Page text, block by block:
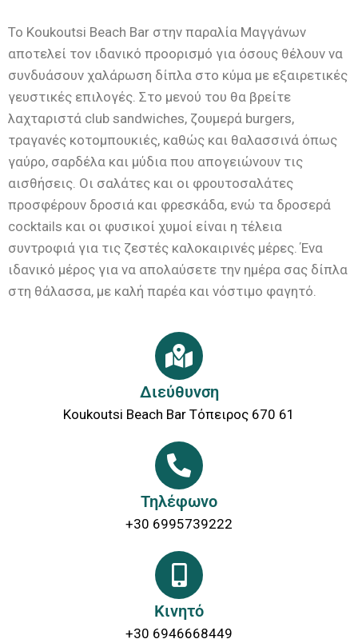
Το Koukoutsi Beach Bar στην παραλία Μαγγάνων
αποτελεί τον ιδανικό προορισμό για όσους θέλουν να
συνδυάσουν χαλάρωση δίπλα στο κύμα με εξαιρετικές
γευστικές επιλογές. Στο μενού του θα βρείτε
λαχταριστά club sandwiches, ζουμερά burgers,
τραγανές κοτομπουκιές, καθώς και θαλασσινά όπως
γαύρο, σαρδέλα και μύδια που απογειώνουν τις
αισθήσεις. Οι σαλάτες και οι φρουτοσαλάτες
προσφέρουν δροσιά και φρεσκάδα, ενώ τα δροσερά
cocktails και οι φυσικοί χυμοί είναι η τέλεια
συντροφιά για τις ζεστές καλοκαιρινές μέρες. Ένα
ιδανικό μέρος για να απολαύσετε την ημέρα σας δίπλα
στη θάλασσα, με καλή παρέα και νόστιμο φαγητό.
Διεύθυνση
Koukoutsi Beach Bar Τόπειρος 670 61
Τηλέφωνο
+30 6995739222
Κινητό
+30 6946668449